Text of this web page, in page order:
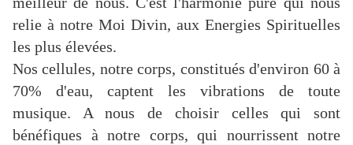
relie à notre Moi Divin, aux Energies Spirituelles
les plus élevées.
Nos cellules, notre corps, constitués d'environ 60 à
70% d'eau, captent les vibrations de toute
musique. A nous de choisir celles qui sont
bénéfiques à notre corps, qui nourrissent notre